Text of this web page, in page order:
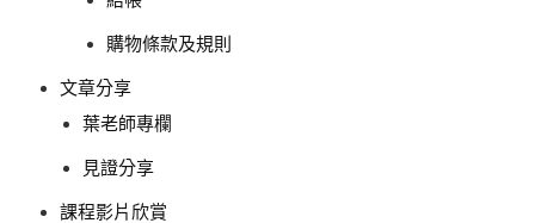
購物條款及規則
文章分享
葉老師專欄
見證分享
課程影片欣賞